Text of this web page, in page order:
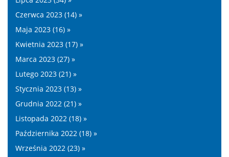
Czerwca 2023 (14) »
Maja 2023 (16) »
Kwietnia 2023 (17) »
Marca 2023 (27) »
Lutego 2023 (21) »
Stycznia 2023 (13) »
Grudnia 2022 (21) »
Listopada 2022 (18) »
Października 2022 (18) »
Września 2022 (23) »